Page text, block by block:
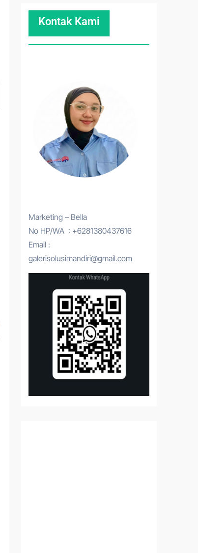
Kontak Kami
Marketing – Bella
No HP/WA : +6281380437616
Email :
galerisolusimandiri@gmail.com